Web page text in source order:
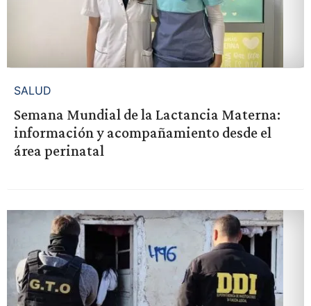
SALUD
Semana Mundial de la Lactancia Materna:
información y acompañamiento desde el
área perinatal